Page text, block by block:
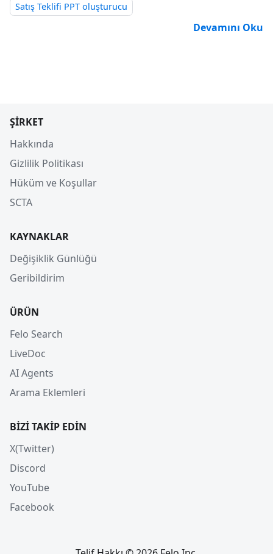
Satış Teklifi PPT oluşturucu
Devamını Oku
ŞIRKET
Hakkında
Gizlilik Politikası
Hüküm ve Koşullar
SCTA
KAYNAKLAR
Değişiklik Günlüğü
Geribildirim
ÜRÜN
Felo Search
LiveDoc
AI Agents
Arama Eklemleri
BIZI TAKIP EDIN
X(Twitter)
Discord
YouTube
Facebook